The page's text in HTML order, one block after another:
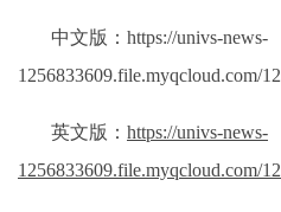
中文版： https://univs-news-
1256833609.file.myqcloud.com/
英文版： https://univs-news-
1256833609.file.myqcloud.com/